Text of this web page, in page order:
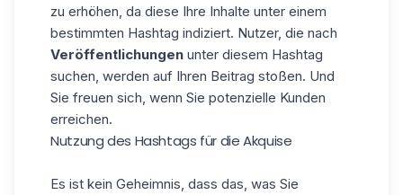
zu erhöhen, da diese Ihre Inhalte unter einem
bestimmten Hashtag indiziert. Nutzer, die nach
Veröffentlichungen unter diesem Hashtag
suchen, werden auf Ihren Beitrag stoßen. Und
Sie freuen sich, wenn Sie potenzielle Kunden
erreichen.
Nutzung des Hashtags für die Akquise
Es ist kein Geheimnis, dass das, was Sie